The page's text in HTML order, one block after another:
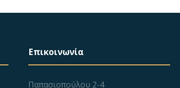
Επικοινωνία
Παπασιοπούλου 2-4